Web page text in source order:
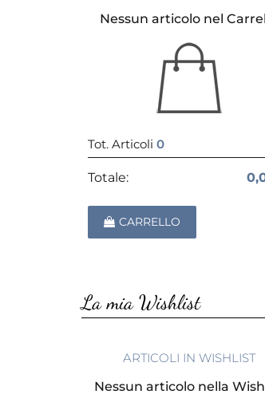
Nessun articolo nel
Tot. Articoli 0
Totale:
CARRELLO
La mia Wishlist
ARTICOLI IN WISHLIST
Nessun articolo nella